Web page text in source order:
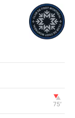
75‎’‎